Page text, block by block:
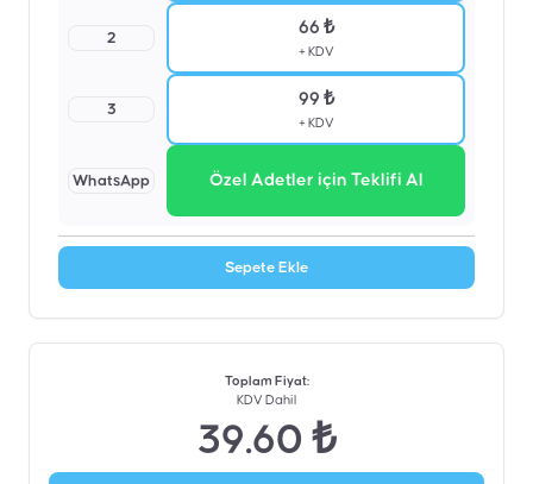
2
66 ₺
+ KDV
3
99 ₺
+ KDV
WhatsApp Özel Adetler için Teklifi Al
Sepete Ekle
Toplam Fiyat:
KDV Dahil
39.60 ₺